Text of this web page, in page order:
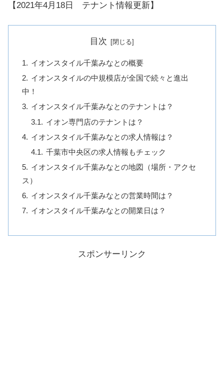
【2021年4月18日 テナント情報更新】
目次
イオンスタイル千葉みなとの概要
イオンスタイルの中規模店が全国で続々と進出
中！
イオンスタイル千葉みなとのテナントは？
イオン専門店のテナントは？
イオンスタイル千葉みなとの求人情報は？
千葉市中央区の求人情報もチェック
イオンスタイル千葉みなとの地図（場所・アクセ
ス）
イオンスタイル千葉みなとの営業時間は？
イオンスタイル千葉みなとの開業日は？
スポンサーリンク